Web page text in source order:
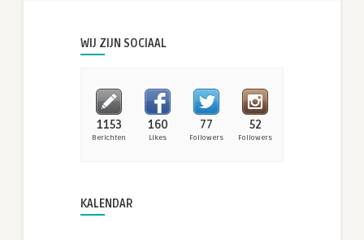
WIJ ZIJN SOCIAAL
1153
Berichten
160
Likes
77
Followers
52
Followers
KALENDAR